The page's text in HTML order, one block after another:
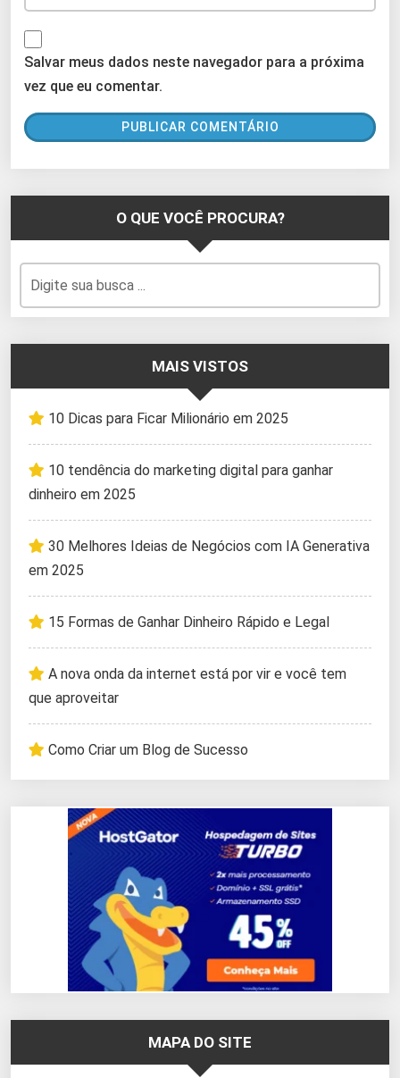
Salvar meus dados neste navegador para a próxima
vez que eu comentar.
O QUE VOCÊ PROCURA?
MAIS VISTOS
10 Dicas para Ficar Milionário em 2025
10 tendência do marketing digital para ganhar
dinheiro em 2025
30 Melhores Ideias de Negócios com IA Generativa
em 2025
15 Formas de Ganhar Dinheiro Rápido e Legal
A nova onda da internet está por vir e você tem
que aproveitar
Como Criar um Blog de Sucesso
MAPA DO SITE